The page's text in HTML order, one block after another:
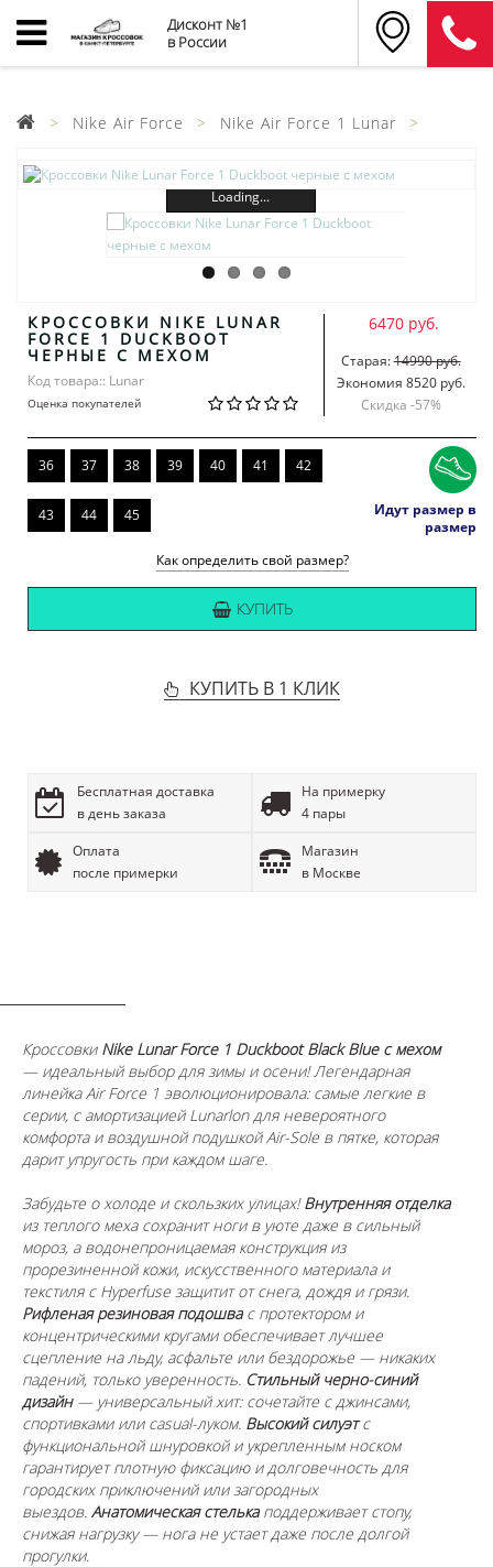
Дисконт №1
в России
Nike Air Force Nike Air Force 1 Lunar
Loading...
КРОССОВКИ NIKE LUNAR
FORCE 1 DUCKBOOT
ЧЕРНЫЕ С МЕХОМ
Код товара:: Lunar
Оценка покупателей
6470 руб.
Старая:14990 руб.
Экономия 8520 руб.
Скидка -57%
36 37 38 39 40 41 42
43 44 45
Идут размер в
размер
Как определить свой размер?
КУПИТЬ
КУПИТЬ В 1 КЛИК
Бесплатная доставка
в день заказа
На примерку
4 пары
Оплата
после примерки
Магазин
в Москве
Кроссовки Nike Lunar Force 1 Duckboot Black Blue с мехом
— идеальный выбор для зимы и осени! Легендарная
линейка Air Force 1 эволюционировала: самые легкие в
серии, с амортизацией Lunarlon для невероятного
комфорта и воздушной подушкой Air-Sole в пятке, которая
дарит упругость при каждом шаге.
Забудьте о холоде и скользких улицах!Внутренняя отделка
из теплого меха сохранит ноги в уюте даже в сильный
мороз, а водонепроницаемая конструкция из
прорезиненной кожи, искусственного материала и
текстиля с Hyperfuse защитит от снега, дождя и грязи.
Рифленая резиновая подошвас протектором и
концентрическими кругами обеспечивает лучшее
сцепление на льду, асфальте или бездорожье — никаких
падений, только уверенность. Стильный черно-синий
дизайн — универсальный хит: сочетайте с джинсами,
спортивками или casual-луком. Высокий силуэтс
функциональной шнуровкой и укрепленным носком
гарантирует плотную фиксацию и долговечность для
городских приключений или загородных
выездов. Анатомическая стелькаподдерживает стопу,
снижая нагрузку — нога не устает даже после долгой
прогулки.